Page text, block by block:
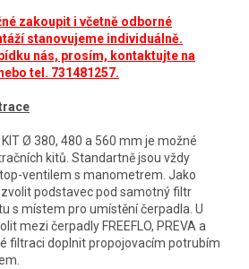
zakoupit i včetně odborné
stanovujeme individuálně.
nás, prosím, kontaktujte na
tel. 731481257.
Ø 380, 480 a 560 mm je možné
kitů. Standartně jsou vždy
ventilem s manometrem. Jako
podstavec pod samotný filtr
s místem pro umístění čerpadla. U
mezi čerpadly FREEFLO, PREVA a
filtraci doplnit propojovacím potrubím